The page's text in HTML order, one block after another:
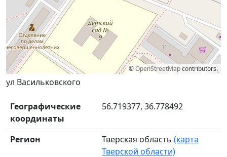
©OpenStreetMapcontributors.
ул Васильковского
Географические
координаты
56.719377, 36.778492
Регион Тверская область (карта
Тверской области)